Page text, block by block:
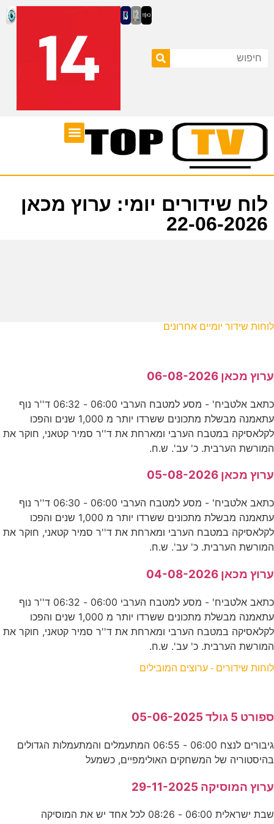
לוח שידורים יומי: ערוץ מכאן
22-06-2026
לוחות שידור יומיים אחרונים
ערוץ מכאן 06-08-2026
כתאב אלטביח' - מסע למטבח הערבי 06:00 - 06:32 ד''ר נוף
עתאמנה מבשלת מתכונים ששרדו יותר מ 1,000 שנים והפכו
לקלאסיקה במטבח הערבי ומארחת את ד''ר סמיר קטאני, חוקר את
המורשת הערבית. כ' עב'. ש.ח.
ערוץ מכאן 05-08-2026
כתאב אלטביח' - מסע למטבח הערבי 06:00 - 06:30 ד''ר נוף
עתאמנה מבשלת מתכונים ששרדו יותר מ 1,000 שנים והפכו
לקלאסיקה במטבח הערבי ומארחת את ד''ר סמיר קטאני, חוקר את
המורשת הערבית. כ' עב'. ש.ח.
ערוץ מכאן 04-08-2026
כתאב אלטביח' - מסע למטבח הערבי 06:00 - 06:32 ד''ר נוף
עתאמנה מבשלת מתכונים ששרדו יותר מ 1,000 שנים והפכו
לקלאסיקה במטבח הערבי ומארחת את ד''ר סמיר קטאני, חוקר את
המורשת הערבית. כ' עב'. ש.ח.
לוחות שידורים - ערוצים המובילים
ספורט 5 גולד 05-06-2025
גיבורים לנצח 06:00 - 06:55 המתעמלים והמתעמלות הגדולים
בהיסטוריה של המשחקים האולימפיים, כשמעל
ערוץ המוסיקה 29-11-2025
שבת ישראלית 06:00 - 08:26 לכל אחד יש את המוסיקה